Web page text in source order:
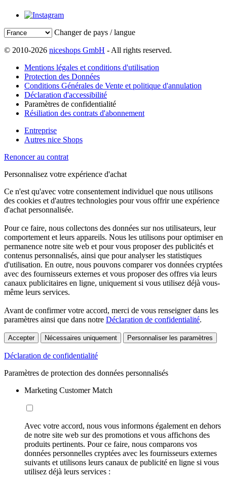
Changer de pays / langue
© 2010-2026 niceshops GmbH - All rights reserved.
Mentions légales et conditions d'utilisation
Protection des Données
Conditions Générales de Vente et politique d'annulation
Déclaration d'accessibilité
Paramètres de confidentialité
Résiliation des contrats d'abonnement
Entreprise
Autres nice Shops
Renoncer au contrat
Personnalisez votre expérience d'achat
Ce n'est qu'avec votre consentement individuel que nous utilisons
des cookies et d'autres technologies pour vous offrir une expérience
d'achat personnalisée.
Pour ce faire, nous collectons des données sur nos utilisateurs, leur
comportement et leurs appareils. Nous les utilisons pour optimiser en
permanence notre site web et pour vous proposer des publicités et
contenus personnalisés, ainsi que pour analyser les statistiques
d'utilisation. En outre, nous pouvons comparer vos données cryptées
avec des fournisseurs externes et vous proposer des offres via leurs
canaux publicitaires en ligne, uniquement si vous utilisez déjà vous-
même leurs services.
Avant de confirmer votre accord, merci de vous renseigner dans les
paramètres ainsi que dans notre Déclaration de confidentialité.
Accepter Nécessaires uniquement Personnaliser les paramètres
Déclaration de confidentialité
Paramètres de protection des données personnalisés
Marketing Customer Match
Avec votre accord, nous vous informons également en dehors
de notre site web sur des promotions et vous affichons des
produits pertinents. Pour ce faire, nous comparons vos
données personnelles cryptées avec les fournisseurs externes
suivants et utilisons leurs canaux de publicité en ligne si vous
utilisez déjà leurs services :